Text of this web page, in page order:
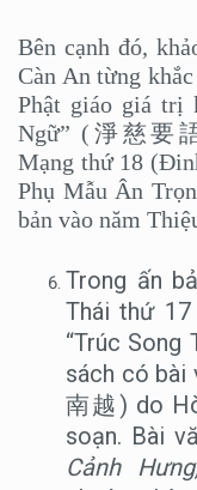
Bên cạnh đó,
Càn An từng
Phật giáo giá trị
Ngữ” (淨慈要
Mạng thứ 18
Phụ Mẫu Ân
bản vào năm
Trong ấn
Thái thứ
“Trúc Song
sách có bài
南越) do
soạn. Bài
Cảnh